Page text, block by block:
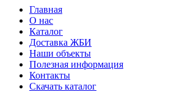
Главная
О нас
Каталог
Доставка ЖБИ
Наши объекты
Полезная информация
Контакты
Скачать каталог